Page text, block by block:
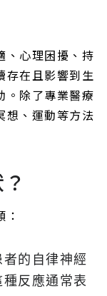
、心理困擾、持
存在且影響到生
。除了專業醫療
想、運動等方法
的自律神經
反應通常表